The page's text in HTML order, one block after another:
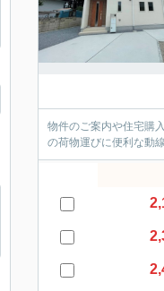
物件のご案内や住宅購
の荷物運びに便利な動